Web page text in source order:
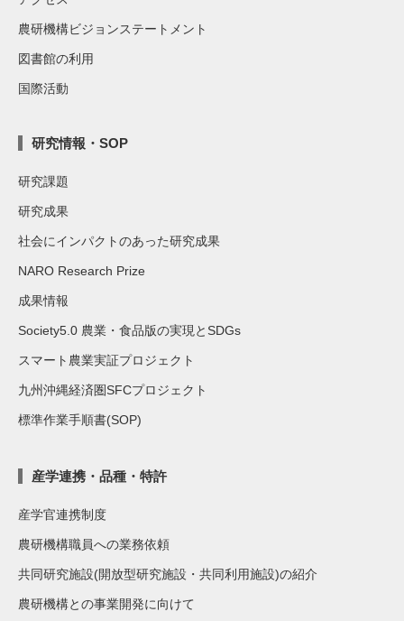
農研機構ビジョンステートメント
図書館の利用
国際活動
研究情報・SOP
研究課題
研究成果
社会にインパクトのあった研究成果
NARO Research Prize
成果情報
Society5.0 農業・食品版の実現とSDGs
スマート農業実証プロジェクト
九州沖縄経済圏SFCプロジェクト
標準作業手順書(SOP)
産学連携・品種・特許
産学官連携制度
農研機構職員への業務依頼
共同研究施設(開放型研究施設・共同利用施設)の紹介
農研機構との事業開発に向けて